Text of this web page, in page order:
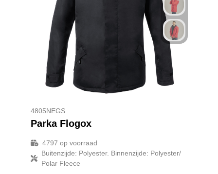
4805NEGS
Parka Flogox
4797 op voorraad
Buitenzijde: Polyester. Binnenzijde: Polyester/
Polar Fleece